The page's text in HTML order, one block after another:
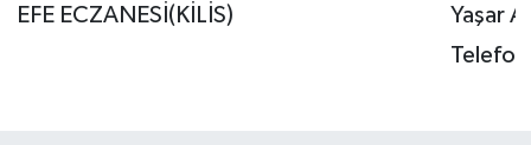
EFE ECZANESİ(KİLİS)
Yaşar